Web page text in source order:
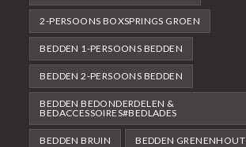
2-PERSOONS BOXSPRINGS GROEN
BEDDEN 1-PERSOONS BEDDEN
BEDDEN 2-PERSOONS BEDDEN
BEDDEN BEDONDERDELEN &
BEDACCESSOIRES#BEDLADES
BEDDEN BRUIN BEDDEN GRENENHOUT